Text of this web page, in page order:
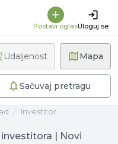
Postavi oglasUloguj se
Mapa
filteraSačuvaj pretragu
Udaljenost
investitor
| Novi